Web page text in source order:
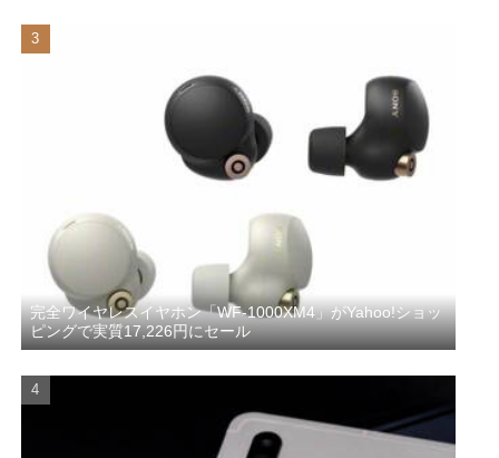
完全ワイヤレスイヤホン「WF-1000XM4」がYahoo!ショッ
ピングで実質17,226円にセール